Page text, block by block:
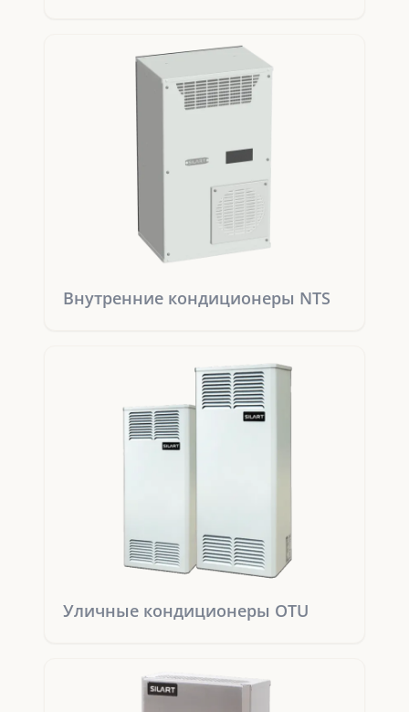
Внутренние кондиционеры NTS
Уличные кондиционеры OTU